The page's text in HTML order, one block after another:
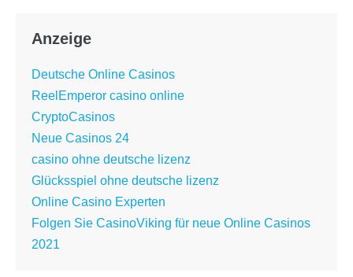
Anzeige
Deutsche Online Casinos
ReelEmperor casino online
CryptoCasinos
Neue Casinos 24
casino ohne deutsche lizenz
Glücksspiel ohne deutsche lizenz
Online Casino Experten
Folgen Sie CasinoViking für neue Online Casinos
2021